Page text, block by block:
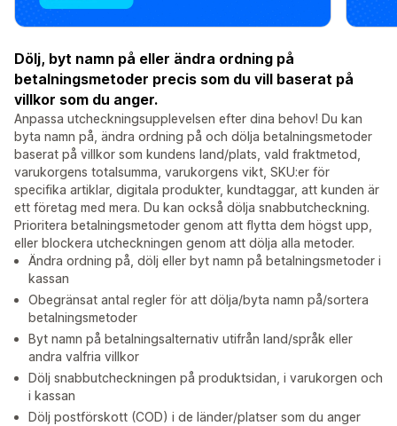
Dölj, byt namn på eller ändra ordning på
betalningsmetoder precis som du vill baserat på
villkor som du anger.
Anpassa utcheckningsupplevelsen efter dina behov! Du kan
byta namn på, ändra ordning på och dölja betalningsmetoder
baserat på villkor som kundens land/plats, vald fraktmetod,
varukorgens totalsumma, varukorgens vikt, SKU:er för
specifika artiklar, digitala produkter, kundtaggar, att kunden är
ett företag med mera. Du kan också dölja snabbutcheckning.
Prioritera betalningsmetoder genom att flytta dem högst upp,
eller blockera utcheckningen genom att dölja alla metoder.
Ändra ordning på, dölj eller byt namn på betalningsmetoder i
kassan
Obegränsat antal regler för att dölja/byta namn på/sortera
betalningsmetoder
Byt namn på betalningsalternativ utifrån land/språk eller
andra valfria villkor
Dölj snabbutcheckningen på produktsidan, i varukorgen och
i kassan
Dölj postförskott (COD) i de länder/platser som du anger